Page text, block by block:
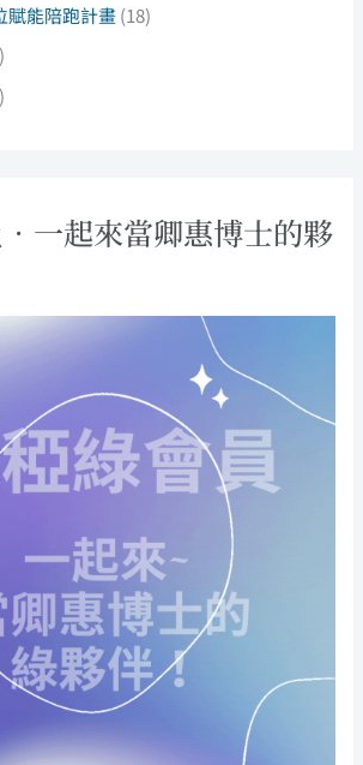
賦能陪跑計畫(18)
一起來當卿惠博士的夥